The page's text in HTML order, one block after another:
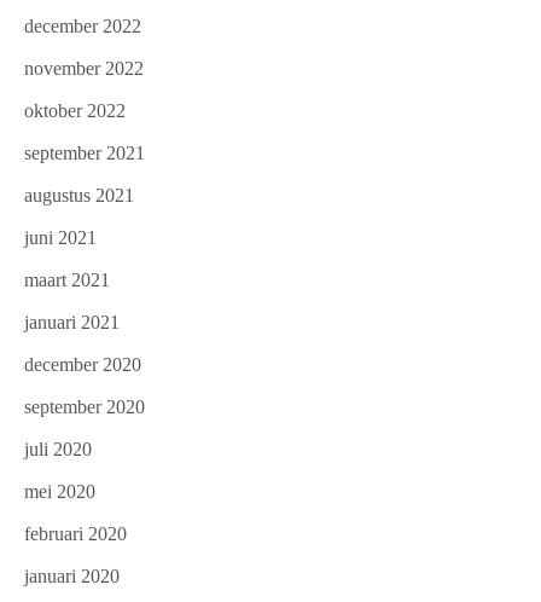
december 2022
november 2022
oktober 2022
september 2021
augustus 2021
juni 2021
maart 2021
januari 2021
december 2020
september 2020
juli 2020
mei 2020
februari 2020
januari 2020